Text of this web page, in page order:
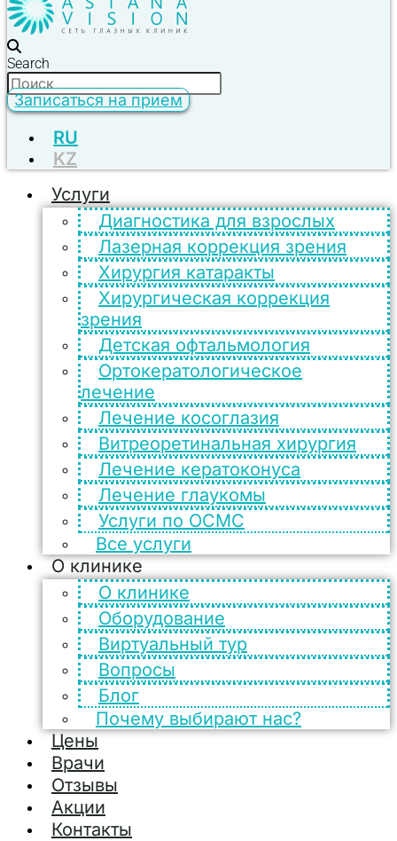
Search
Записаться на прием
RU
KZ
Услуги
Диагностика для взрослых
Лазерная коррекция зрения
Хирургия катаракты
Хирургическая коррекция
зрения
Детская офтальмология
Ортокератологическое
лечение
Лечение косоглазия
Витреоретинальная хирургия
Лечение кератоконуса
Лечение глаукомы
Услуги по ОСМС
Все услуги
О клинике
О клинике
Оборудование
Виртуальный тур
Вопросы
Блог
Почему выбирают нас?
Цены
Врачи
Отзывы
Акции
Контакты